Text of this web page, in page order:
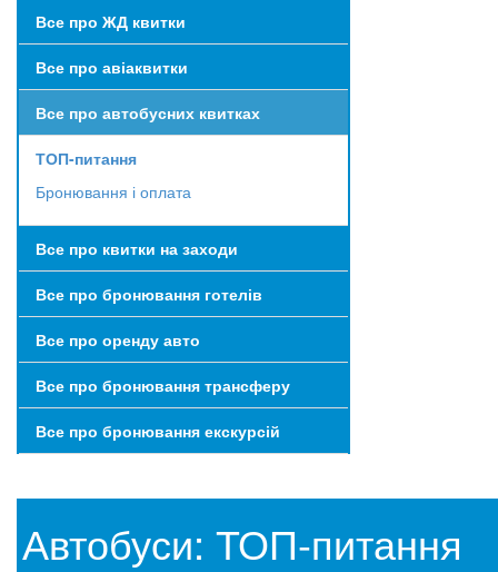
Все про ЖД квитки
Все про авіаквитки
Все про автобусних квитках
ТОП-питання
Бронювання і оплата
Все про квитки на заходи
Все про бронювання готелів
Все про оренду авто
Все про бронювання трансферу
Все про бронювання екскурсій
Автобуси: ТОП-питання